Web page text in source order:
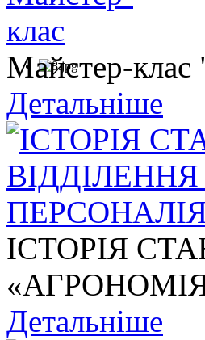
Майстер-клас
Детальніше
ІСТОРІЯ
Детальніше